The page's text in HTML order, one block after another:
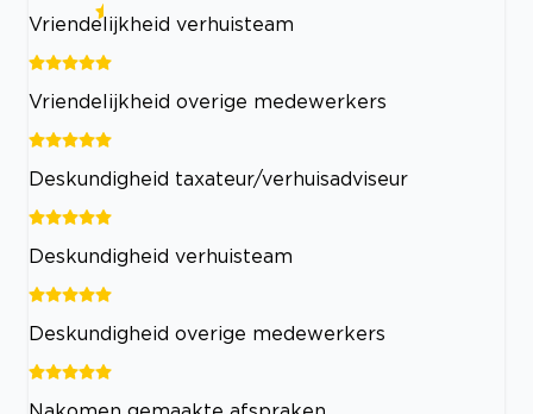
Vriendelijkheid verhuisteam
Vriendelijkheid overige medewerkers
Deskundigheid taxateur/verhuisadviseur
Deskundigheid verhuisteam
Deskundigheid overige medewerkers